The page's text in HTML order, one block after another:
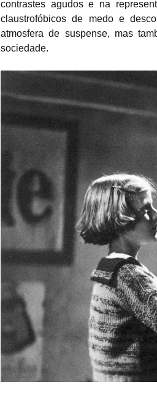
contrastes agudos e na
claustrofóbicos de medo e
atmosfera de suspense, mas
sociedade.